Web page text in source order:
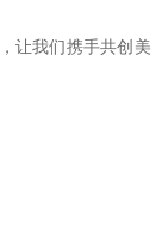
让我们携手共创美